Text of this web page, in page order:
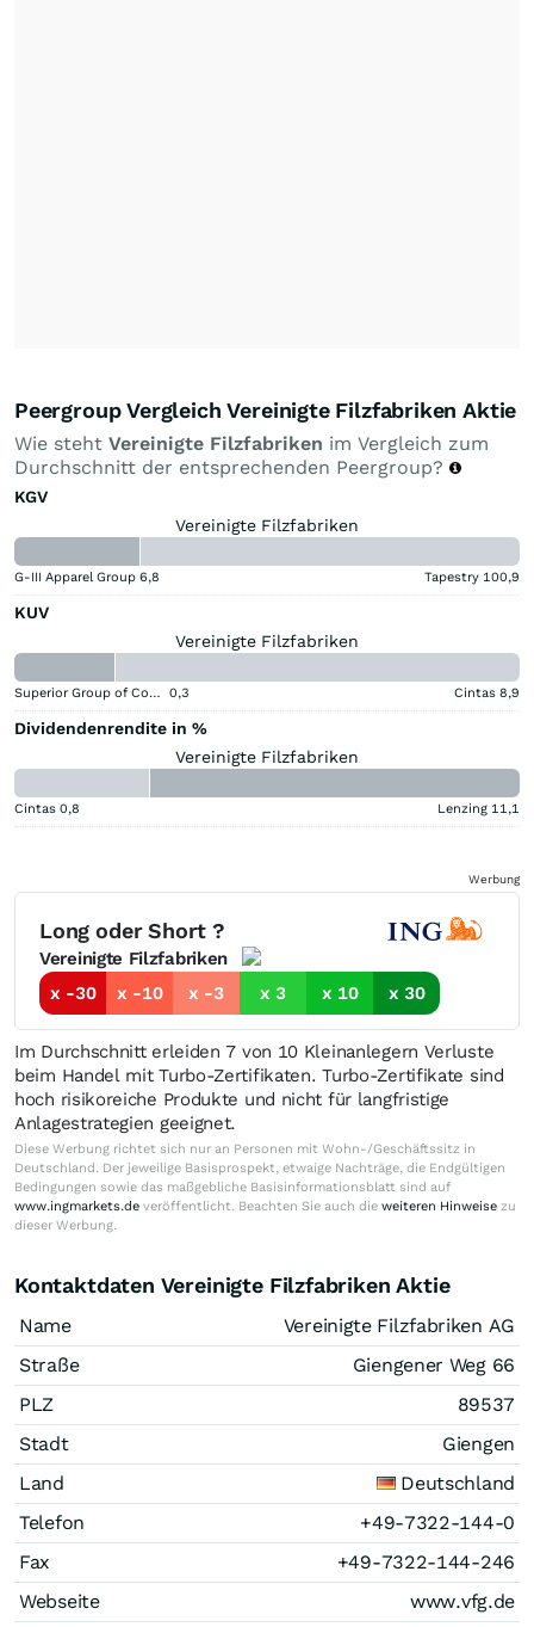
Peergroup Vergleich Vereinigte Filzfabriken Aktie
Wie steht Vereinigte Filzfabriken im Vergleich zum
Durchschnitt der entsprechenden Peergroup?
KGV
Vereinigte Filzfabriken
G-III Apparel Group 6,8 Tapestry 100,9
KUV
Vereinigte Filzfabriken
Superior Group of Companies 0,3 Cintas 8,9
Dividendenrendite in %
Vereinigte Filzfabriken
Cintas 0,8 Lenzing 11,1
Werbung
Long oder Short ?
Vereinigte Filzfabriken
x -30
x -10 x -3 x 3 x 10 x 30
Im Durchschnitt erleiden 7 von 10 Kleinanlegern Verluste
beim Handel mit Turbo-Zertifikaten. Turbo-Zertifikate sind
hoch risikoreiche Produkte und nicht für langfristige
Anlagestrategien geeignet.
Diese Werbung richtet sich nur an Personen mit Wohn-/Geschäftssitz in
Deutschland. Der jeweilige Basisprospekt, etwaige Nachträge, die Endgültigen
Bedingungen sowie das maßgebliche Basisinformationsblatt sind auf
www.ingmarkets.de veröffentlicht. Beachten Sie auch die weiteren Hinweise zu
dieser Werbung.
Kontaktdaten Vereinigte Filzfabriken Aktie
Name
Vereinigte Filzfabriken AG
Straße
Giengener Weg 66
PLZ
89537
Stadt
Giengen
Land
Deutschland
Telefon
+49-7322-144-0
Fax
+49-7322-144-246
Webseite
www.vfg.de